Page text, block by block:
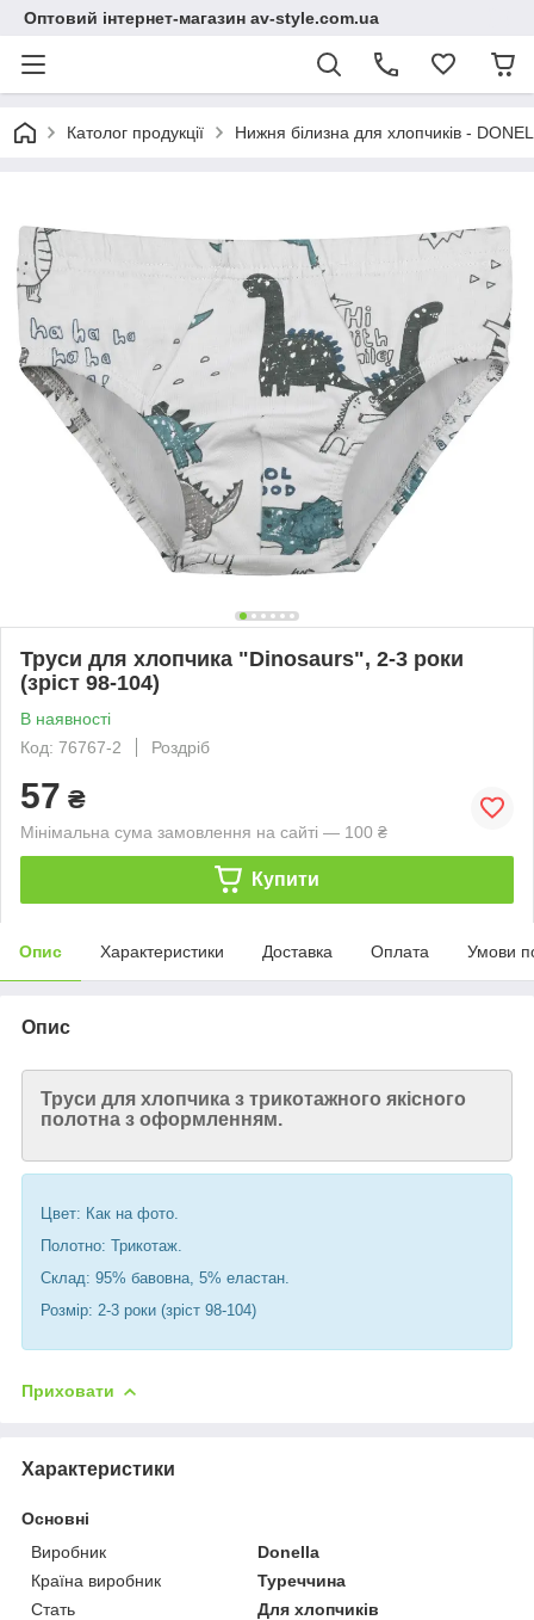
Оптовий інтернет-магазин av-style.com.ua
Католог продукції Нижня білизна для хлопчиків -
Труси для хлопчика "Dinosaurs", 2-3 роки
(зріст 98-104)
В наявності
Код: 76767-2
Роздріб
57 ₴
Мінімальна сума замовлення на сайті — 100 ₴
Купити
Опис Характеристики Доставка Оплата Умови
Опис
Труси для хлопчика з трикотажного якісного
полотна з оформленням.
Цвет: Как на фото.
Полотно: Трикотаж.
Склад: 95% бавовна, 5% еластан.
Розмір: 2-3 роки (зріст 98-104)
Приховати
Характеристики
Основні
Виробник
Donella
Країна виробник
Туреччина
Стать
Для хлопчиків